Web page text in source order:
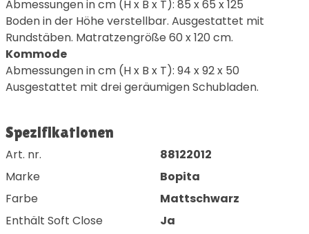
Abmessungen in cm (H x B x T): 85 x 65 x 125
Boden in der Höhe verstellbar. Ausgestattet mit
Rundstäben. Matratzengröße 60 x 120 cm.
Kommode
Abmessungen in cm (H x B x T): 94 x 92 x 50
Ausgestattet mit drei geräumigen Schubladen.
Spezifikationen
Art. nr.
88122012
Marke
Bopita
Farbe
Mattschwarz
Enthält Soft Close
Ja